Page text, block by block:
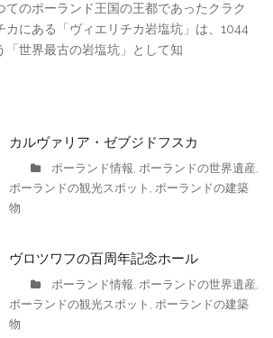
てのポーランド王国の王都であったクラク
カにある「ヴィエリチカ岩塩坑」は、1044
「世界最古の岩塩坑」として知
カルヴァリア・ゼブジドフスカ
ポーランド情報, ポーランドの世界遺産,
ポーランドの観光スポット , ポーランドの建築
物
ヴロツワフの百周年記念ホール
ポーランド情報, ポーランドの世界遺産,
ポーランドの観光スポット , ポーランドの建築
物